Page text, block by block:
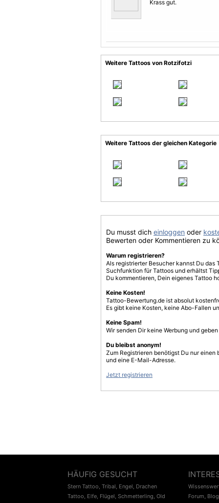
Krass gut.
Weitere Tattoos von Rotzifotzi
Weitere Tattoos der gleichen Kategorie
Du musst dich einloggen oder
Bewerten oder Kommentieren zu
Warum registrieren?
Als registrierter Besucher kannst Du
Suchfunktion für Tattoos und erhältst
Du kommentieren, Dein eigenes Tattoo
Keine Kosten!
Tattoo-Bewertung.de ist absolut
Es gibt keine Kosten, keine Abo-Fallen
Keine Spam!
Wir senden Dir keine Werbung und
Du bleibst anonym!
Zum Registrieren benötigst Du nur einen
und eine E-Mail-Adresse.
Jetzt registrieren
HÄUFIG GESUCHT
Stern Tattoo, Tribal, Engel, Drachen
Tattoo, Elfe, Flügel, Schmetterling, Old
Forum, Blog